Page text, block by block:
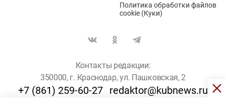
Политика обработки файлов
cookie (Куки)
Контакты редакции:
350000, г. Краснодар, ул. Пашковская, 2
+7 (861) 259-60-27 redaktor@kubnews.ru